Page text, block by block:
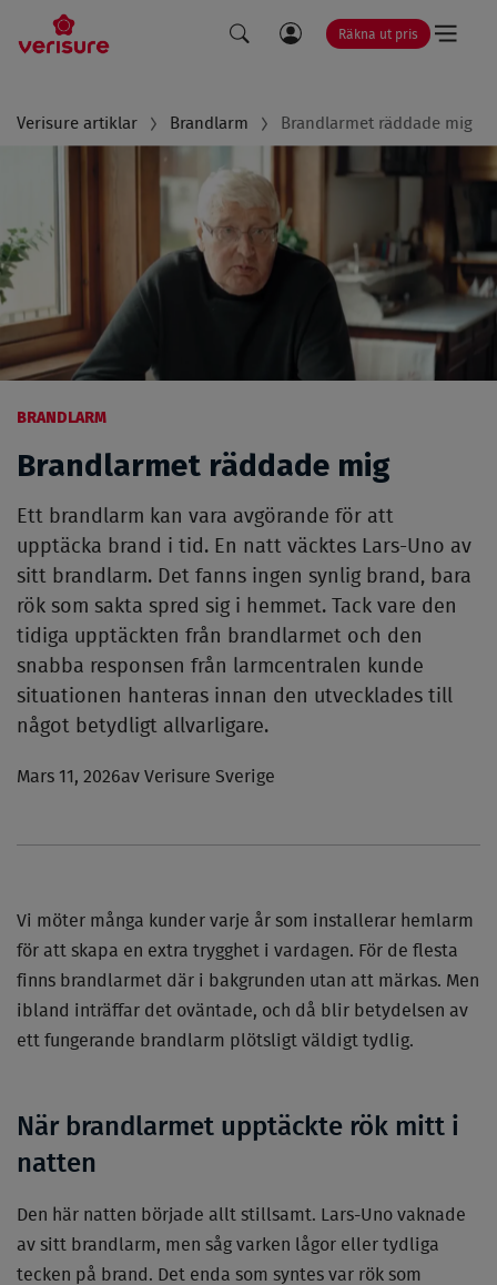
Räkna ut pris
LÄNK
MINA
Breadcrumb
Verisure artiklar Brandlarm Brandlarmet räddade mig
BRANDLARM
Brandlarmet räddade mig
Ett brandlarm kan vara avgörande för att
upptäcka brand i tid. En natt väcktes Lars-Uno av
sitt brandlarm. Det fanns ingen synlig brand, bara
rök som sakta spred sig i hemmet. Tack vare den
tidiga upptäckten från brandlarmet och den
snabba responsen från larmcentralen kunde
situationen hanteras innan den utvecklades till
något betydligt allvarligare.
Mars 11, 2026av Verisure Sverige
Vi möter många kunder varje år som installerar hemlarm
för att skapa en extra trygghet i vardagen. För de flesta
finns brandlarmet där i bakgrunden utan att märkas. Men
ibland inträffar det oväntade, och då blir betydelsen av
ett fungerande brandlarm plötsligt väldigt tydlig.
När brandlarmet upptäckte rök mitt i
natten
Den här natten började allt stillsamt. Lars-Uno vaknade
av sitt brandlarm, men såg varken lågor eller tydliga
tecken på brand. Det enda som syntes var rök som